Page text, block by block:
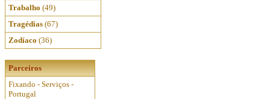
Trabalho (49)
Tragédias (67)
Zodíaco (36)
Parceiros
Fixando - Serviços -
Portugal